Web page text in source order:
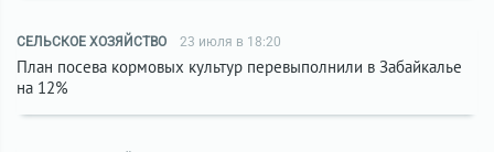
СЕЛЬСКОЕ ХОЗЯЙСТВО 23 июля в 18:20
План посева кормовых культур перевыполнили в Забайкалье
на 12%